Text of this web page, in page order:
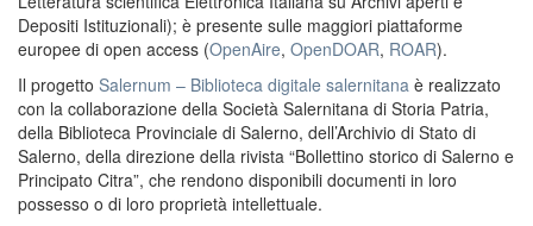
Depositi Istituzionali); è presente sulle maggiori piattaforme
europee di open access (OpenAire, OpenDOAR, ROAR).
Il progetto Salernum – Biblioteca digitale salernitana è realizzato
con la collaborazione della Società Salernitana di Storia Patria,
della Biblioteca Provinciale di Salerno, dell’Archivio di Stato di
Salerno, della direzione della rivista “Bollettino storico di Salerno e
Principato Citra”, che rendono disponibili documenti in loro
possesso o di loro proprietà intellettuale.